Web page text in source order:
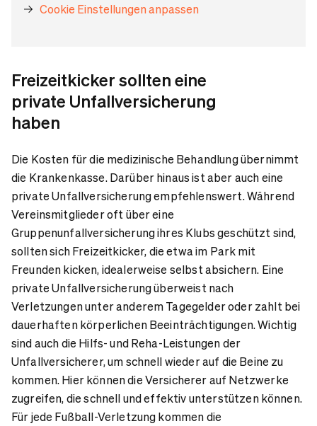
Cookie Einstellungen anpassen
Freizeitkicker sollten eine
private Unfallversicherung
haben
Die Kosten für die medizinische Behandlung übernimmt
die Krankenkasse. Darüber hinaus ist aber auch eine
private Unfallversicherung empfehlenswert. Während
Vereinsmitglieder oft über eine
Gruppenunfallversicherung ihres Klubs geschützt sind,
sollten sich Freizeitkicker, die etwa im Park mit
Freunden kicken, idealerweise selbst absichern. Eine
private Unfallversicherung überweist nach
Verletzungen unter anderem Tagegelder oder zahlt bei
dauerhaften körperlichen Beeinträchtigungen. Wichtig
sind auch die Hilfs- und Reha-Leistungen der
Unfallversicherer, um schnell wieder auf die Beine zu
kommen. Hier können die Versicherer auf Netzwerke
zugreifen, die schnell und effektiv unterstützen können.
Für jede Fußball-Verletzung kommen die